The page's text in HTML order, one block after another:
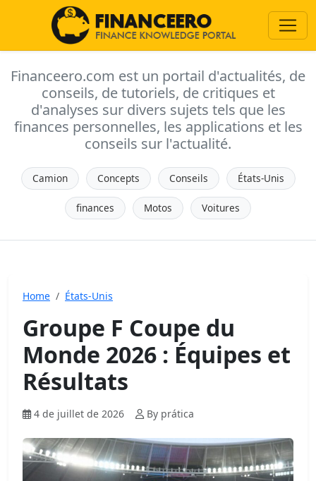
Financeero.com est un portail d'actualités, de
conseils, de tutoriels, de critiques et
d'analyses sur divers sujets tels que les
finances personnelles, les applications et les
conseils sur l'actualité.
Camion Concepts Conseils États-Unis
finances Motos Voitures
Home États-Unis
Groupe F Coupe du
Monde 2026 : Équipes et
Résultats
4 de juillet de 2026 By prática